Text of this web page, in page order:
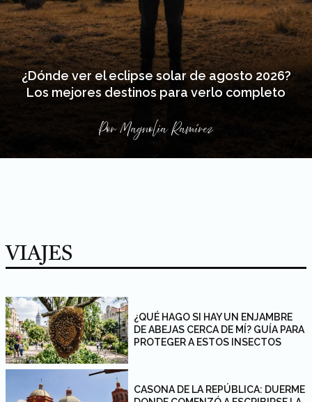
¿Dónde ver el eclipse solar de agosto 2026?
Los mejores destinos para verlo completo
Por Magnolia Ramírez
VIAJES
¿QUÉ HAGO SI HAY UN ENJAMBRE
DE ABEJAS CERCA DE MÍ? GUÍA PARA
PROTEGER A ESTOS INSECTOS
CASONA DE LA REPÚBLICA: DUERME